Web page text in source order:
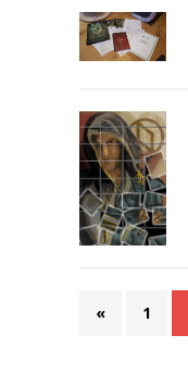
« 1